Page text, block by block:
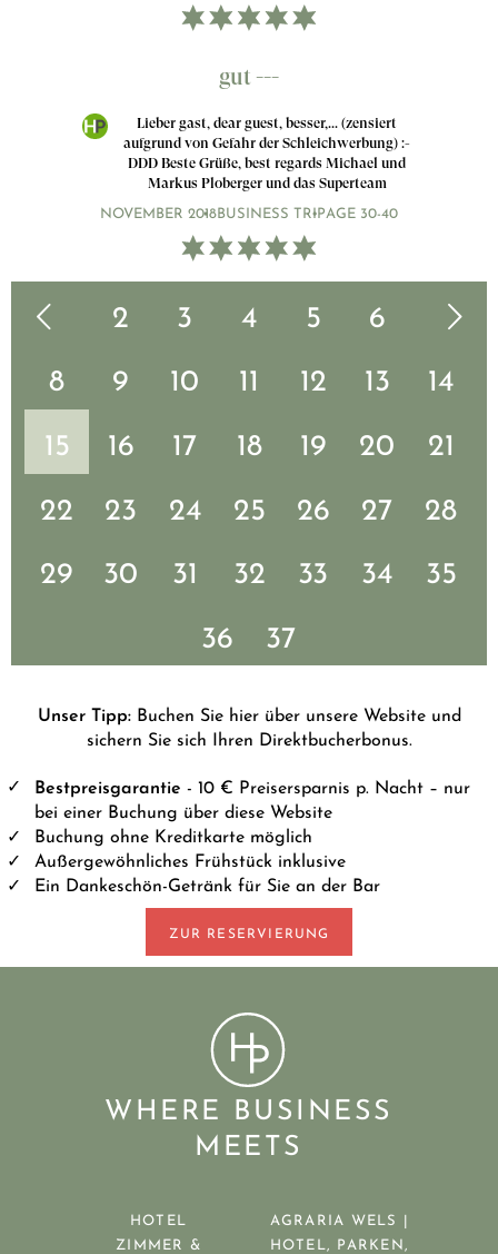
gut ---
Lieber gast, dear guest, besser,... (zensiert
aufgrund von Gefahr der Schleichwerbung) :-
DDD Beste Grüße, best regards Michael und
Markus Ploberger und das Superteam
NOVEMBER 2018BUSINESS TRIPAGE 30-40
Vorherige Seite
2 3 4 5 6
7
8
9 10 11 12 13
14
15
16 17 18 19 20
21
22
23 24 25 26 27
28
29
30 31 32 33 34
35
36
37
Unser Tipp:Buchen Sie hier über unsere Website und
sichern Sie sich Ihren Direktbucherbonus.
Bestpreisgarantie - 10 € Preisersparnis p. Nacht – nur
bei einer Buchung über diese Website
Buchung ohne Kreditkarte möglich
Außergewöhnliches Frühstück inklusive
Ein Dankeschön-Getränk für Sie an der Bar
ZUR RESERVIERUNG
WHERE BUSINESS
MEETS
HOTEL
ZIMMER &
AGRARIA WELS |
HOTEL, PARKEN,